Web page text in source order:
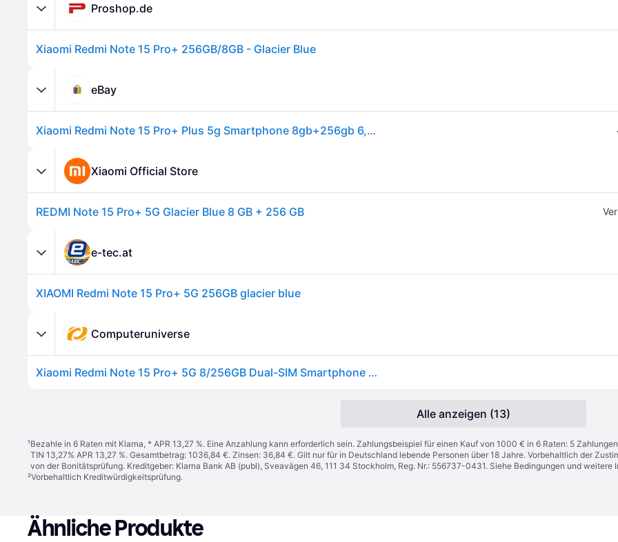
Proshop.de
Xiaomi Redmi Note 15 Pro+ 256GB/8GB - Glacier Blue
eBay
Xiaomi Redmi Note 15 Pro+ Plus 5g Smartphone 8gb+256gb 6,83 Zoll Handy 200mp Nfc
Xiaomi Official Store
REDMI Note 15 Pro+ 5G Glacier Blue 8 GB + 256 GB
e-tec.at
XIAOMI Redmi Note 15 Pro+ 5G 256GB glacier blue
Computeruniverse
Xiaomi Redmi Note 15 Pro+ 5G 8/256GB Dual-SIM Smartphone glacier blue
Alle anzeigen (13)
¹Bezahle in 6 Raten mit Klarna, * APR 13,27 %. Eine Anzahlung kann erforderlich sein. Zahlungsbeispiel für einen Kauf von 1000 € in 6 Raten: 5
TIN 13,27% APR 13,27 %. Gesamtbetrag: 1036,84 €. Zinsen: 36,84 €. Gilt nur für in Deutschland lebende Personen über 18 Jahre. Vorbehaltlich der
von der Bonitätsprüfung. Kreditgeber: Klarna Bank AB (publ), Sveavägen 46, 111 34 Stockholm, Reg. Nr.: 556737-0431. Siehe Bedingungen und weitere
²Vorbehaltlich Kreditwürdigkeitsprüfung.
Ähnliche Produkte